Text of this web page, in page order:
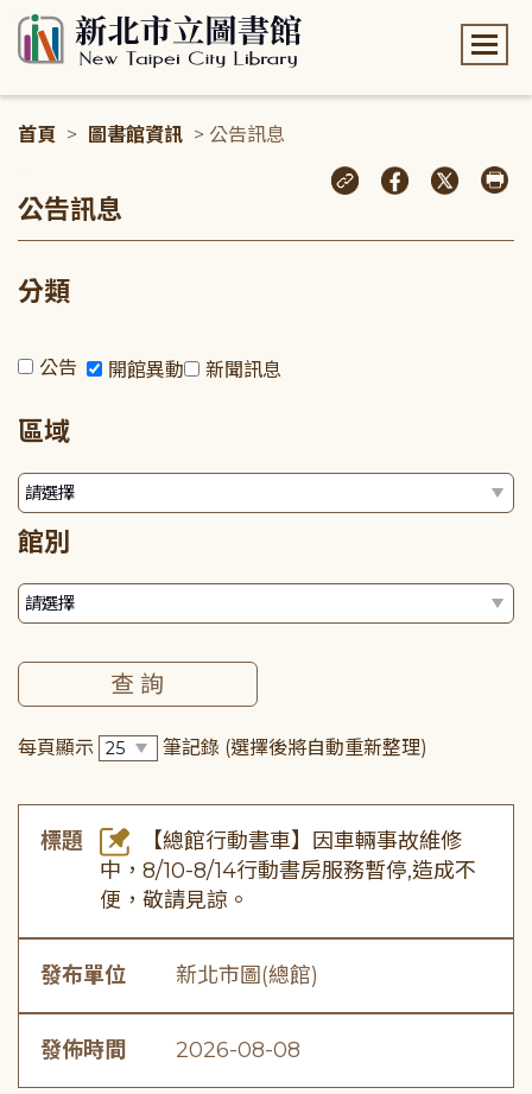
首頁 > 圖書館資訊 > 公告訊息
公告訊息
分類
公告 開館異動 新聞訊息
區域
館別
每頁顯示 筆記錄 (選擇後將自動重新整理)
標題
【總館行動書車】因車輛事故維修
中，8/10-8/14行動書房服務暫停,造成不
便，敬請見諒。
發布單位 新北市圖(總館)
發佈時間 2026-08-08